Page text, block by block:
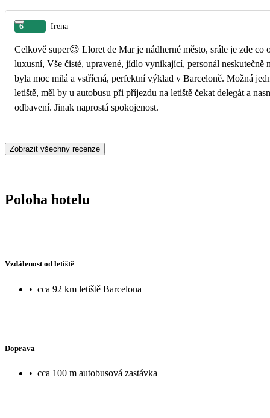
6 Irena
Celkově super😉 Lloret de Mar je nádherné město, srále je zde co
luxusní, Vše čisté, upravené, jídlo vynikající, personál neskutečně
byla moc milá a vstřícná, perfektní výklad v Barceloně. Možná
letiště, měl by u autobusu při příjezdu na letiště čekat delegát a
odbavení. Jinak naprostá spokojenost.
Zobrazit všechny recenze
Poloha hotelu
Vzdálenost od letiště
• cca 92 km letiště Barcelona
Doprava
• cca 100 m autobusová zastávka